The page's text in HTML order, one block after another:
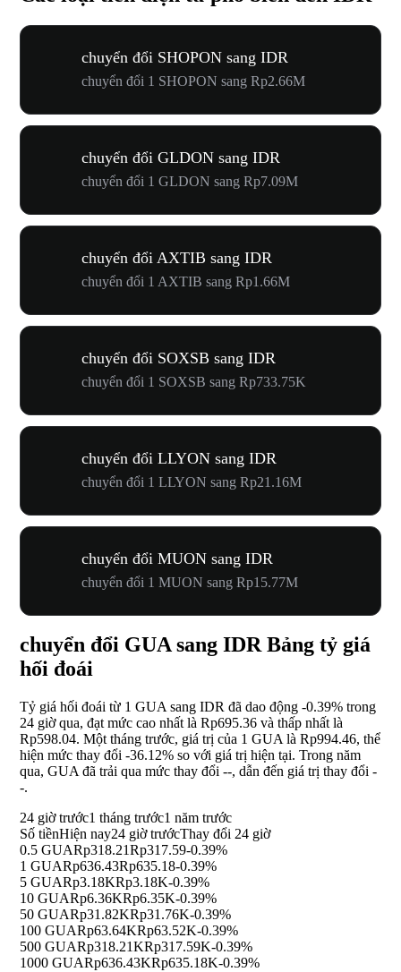
chuyển đổi SHOPON sang IDR
chuyển đổi 1 SHOPON sang Rp2.66M
chuyển đổi GLDON sang IDR
chuyển đổi 1 GLDON sang Rp7.09M
chuyển đổi AXTIB sang IDR
chuyển đổi 1 AXTIB sang Rp1.66M
chuyển đổi SOXSB sang IDR
chuyển đổi 1 SOXSB sang Rp733.75K
chuyển đổi LLYON sang IDR
chuyển đổi 1 LLYON sang Rp21.16M
chuyển đổi MUON sang IDR
chuyển đổi 1 MUON sang Rp15.77M
chuyển đổi GUA sang IDR Bảng tỷ giá
hối đoái
Tỷ giá hối đoái từ 1 GUA sang IDR đã dao động -0.39% trong
24 giờ qua, đạt mức cao nhất là Rp695.36 và thấp nhất là
Rp598.04. Một tháng trước, giá trị của 1 GUA là Rp994.46, thể
hiện mức thay đổi -36.12% so với giá trị hiện tại. Trong năm
qua, GUA đã trải qua mức thay đổi --, dẫn đến giá trị thay đổi -
-.
24 giờ trước1 tháng trước1 năm trước
Số tiềnHiện nay24 giờ trướcThay đổi 24 giờ
0.5 GUARp318.21Rp317.59-0.39%
1 GUARp636.43Rp635.18-0.39%
5 GUARp3.18KRp3.18K-0.39%
10 GUARp6.36KRp6.35K-0.39%
50 GUARp31.82KRp31.76K-0.39%
100 GUARp63.64KRp63.52K-0.39%
500 GUARp318.21KRp317.59K-0.39%
1000 GUARp636.43KRp635.18K-0.39%